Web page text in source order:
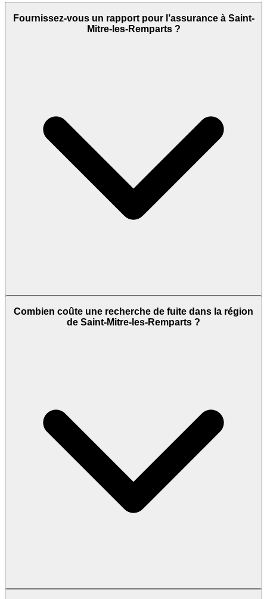
Fournissez-vous un rapport pour l’assurance à Saint-
Mitre-les-Remparts ?
Combien coûte une recherche de fuite dans la région
de Saint-Mitre-les-Remparts ?